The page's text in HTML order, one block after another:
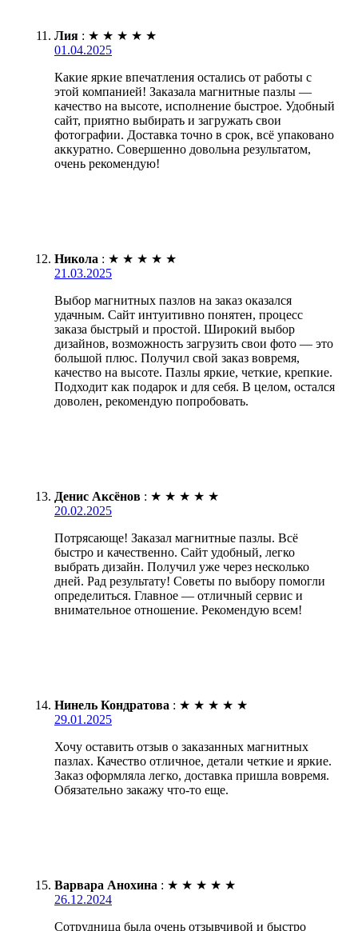
Лия : ★ ★ ★ ★ ★
01.04.2025
Какие яркие впечатления остались от работы с
этой компанией! Заказала магнитные пазлы —
качество на высоте, исполнение быстрое. Удобный
сайт, приятно выбирать и загружать свои
фотографии. Доставка точно в срок, всё упаковано
аккуратно. Совершенно довольна результатом,
очень рекомендую!
Никола : ★ ★ ★ ★ ★
21.03.2025
Выбор магнитных пазлов на заказ оказался
удачным. Сайт интуитивно понятен, процесс
заказа быстрый и простой. Широкий выбор
дизайнов, возможность загрузить свои фото — это
большой плюс. Получил свой заказ вовремя,
качество на высоте. Пазлы яркие, четкие, крепкие.
Подходит как подарок и для себя. В целом, остался
доволен, рекомендую попробовать.
Денис Аксёнов : ★ ★ ★ ★ ★
20.02.2025
Потрясающе! Заказал магнитные пазлы. Всё
быстро и качественно. Сайт удобный, легко
выбрать дизайн. Получил уже через несколько
дней. Рад результату! Советы по выбору помогли
определиться. Главное — отличный сервис и
внимательное отношение. Рекомендую всем!
Нинель Кондратова : ★ ★ ★ ★ ★
29.01.2025
Хочу оставить отзыв о заказанных магнитных
пазлах. Качество отличное, детали четкие и яркие.
Заказ оформляла легко, доставка пришла вовремя.
Обязательно закажу что-то еще.
Варвара Анохина : ★ ★ ★ ★ ★
26.12.2024
Сотрудница была очень отзывчивой и быстро